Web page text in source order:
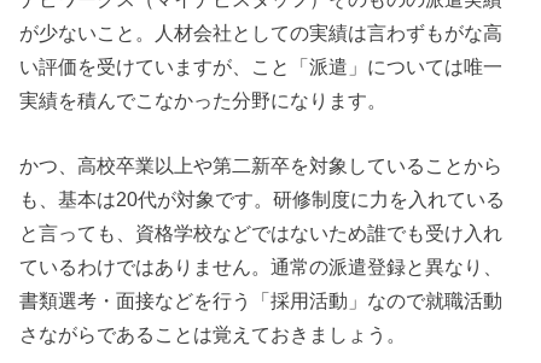
が少ないこと。人材会社としての実績は言わずもがな高
い評価を受けていますが、こと「派遣」については唯一
実績を積んでこなかった分野になります。
かつ、高校卒業以上や第二新卒を対象していることから
も、基本は20代が対象です。研修制度に力を入れている
と言っても、資格学校などではないため誰でも受け入れ
ているわけではありません。通常の派遣登録と異なり、
書類選考・面接などを行う「採用活動」なので就職活動
さながらであることは覚えておきましょう。